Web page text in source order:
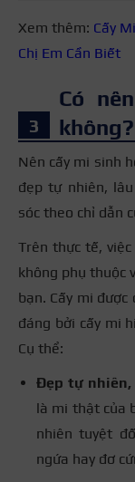
Xem thêm: Cấy
Chị Em Cần Biết
Có
không?
Nên cấy mi sinh
đẹp tự nhiên,
sóc theo chỉ dẫn
Trên thực tế,
không phụ thuộc
bạn. Cấy mi
đáng bởi cấy mi
Cụ thể:
Đẹp tự
là mi thật của
nhiên tuyệt
ngứa hay đơ